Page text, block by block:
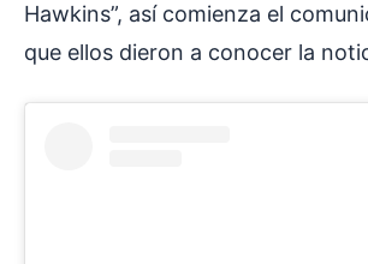
Hawkins”, así comienza el
que ellos dieron a conocer la